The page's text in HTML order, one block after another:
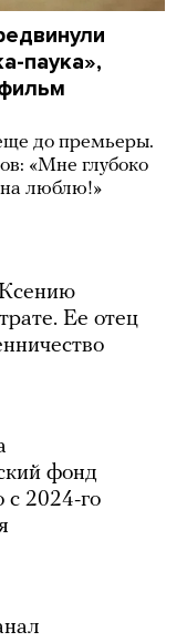
паука»,
до премьеры.
«Мне глубоко
люблю!»
Ее отец
фонд
с 2024-го